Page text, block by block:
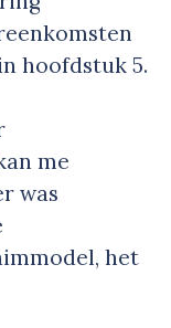
hoofdstuk 5.
me
was
het